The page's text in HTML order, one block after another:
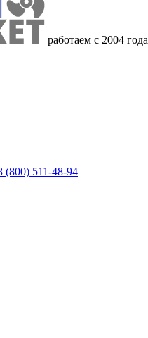
работаем с 2004 года
(800) 511-48-94